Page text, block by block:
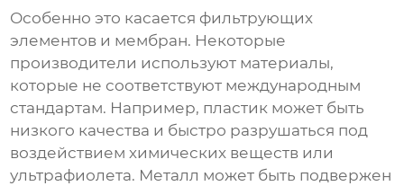
Особенно это касается фильтрующих
элементов и мембран. Некоторые
производители используют материалы,
которые не соответствуют международным
стандартам. Например, пластик может быть
низкого качества и быстро разрушаться под
воздействием химических веществ или
ультрафиолета. Металл может быть подвержен